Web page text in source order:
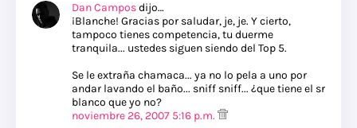
Dan Camposdijo…
¡Blanche! Gracias por saludar, je, je. Y cierto,
tampoco tienes competencia, tu duerme
tranquila... ustedes siguen siendo del Top 5.
Se le extraña chamaca... ya no lo pela a uno por
andar lavando el baño... sniff sniff... ¿que tiene el sr
blanco que yo no?
noviembre 26, 2007 5:16 p.m.